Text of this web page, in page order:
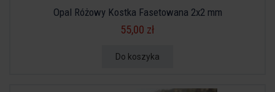
Opal Różowy Kostka Fasetowana 2x2 mm
55,00 zł
Do koszyka